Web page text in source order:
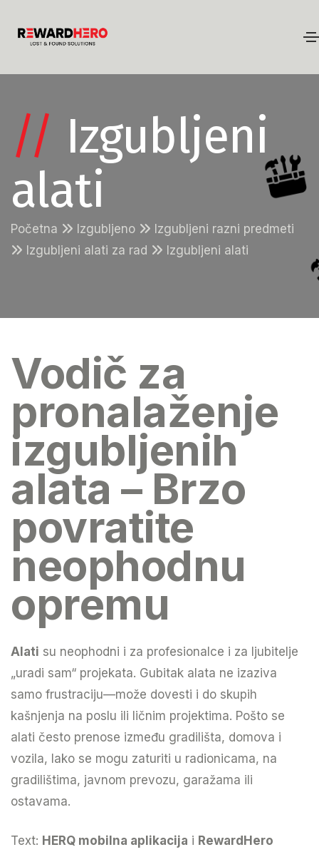
// Izgubljeni
alati
Početna Izgubljeno
Izgubljeni razni predmeti
Izgubljeni alati za rad
Izgubljeni alati
Vodič za
pronalaženje
izgubljenih
alata – Brzo
povratite
neophodnu
opremu
Alati su neophodni i za profesionalce i za ljubitelje
„uradi sam“ projekata. Gubitak alata ne izaziva
samo frustraciju—može dovesti i do skupih
kašnjenja na poslu ili ličnim projektima. Pošto se
alati često prenose između gradilišta, domova i
vozila, lako se mogu zaturiti u radionicama, na
gradilištima, javnom prevozu, garažama ili
ostavama.
Text: HERQ mobilna aplikacija i RewardHero